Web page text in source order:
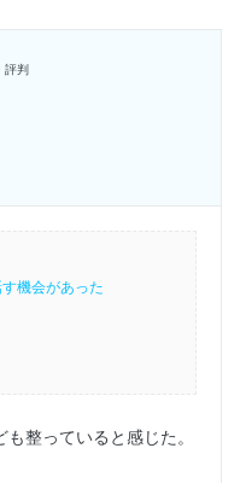
評判
機会があった
整っていると感じた。